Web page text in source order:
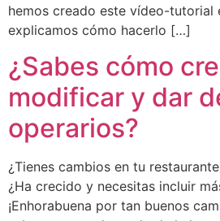
hemos creado este vídeo-tutorial
explicamos cómo hacerlo […]
¿Sabes cómo
modificar y dar
operarios?
¿Tienes cambios en tu
¿Ha crecido y necesitas incluir
¡Enhorabuena por tan buenos